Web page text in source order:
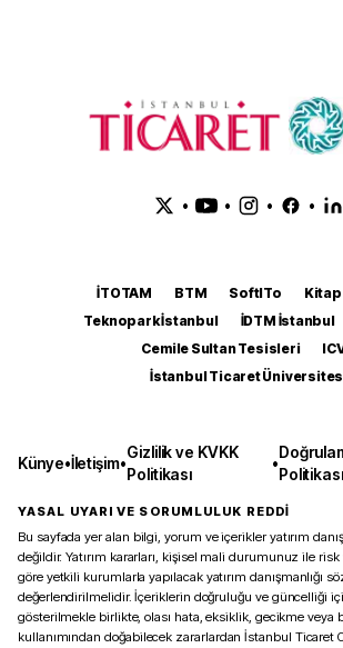
• • • •
İTOTAM BTM SoftITo
Teknopark İstanbul
İDTM İstanbul
Cemile Sultan Tesisleri
İstanbul Ticaret
Künye•İletişim•
Gizlilik ve KVKK
Politikası
•
Politikası
YASAL UYARI VE SORUMLULUK REDDİ
Bu sayfada yer alan bilgi, yorum ve içerikler yatırım
değildir. Yatırım kararları, kişisel mali durumunuz ile
göre yetkili kurumlarla yapılacak yatırım danışmanlığı
değerlendirilmelidir. İçeriklerin doğruluğu ve güncelliği
gösterilmekle birlikte, olası hata, eksiklik, gecikme veya
kullanımından doğabilecek zararlardan İstanbul Ticaret